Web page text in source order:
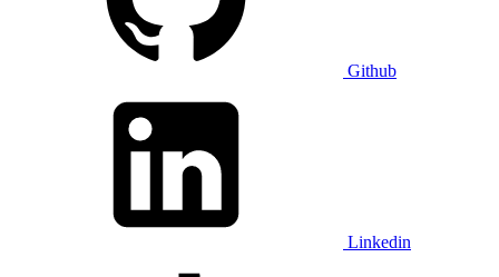
Github
Linkedin